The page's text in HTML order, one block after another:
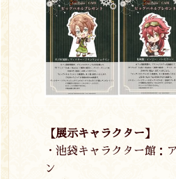
【展示キャラクター】
・池袋キャラクター館：
ン